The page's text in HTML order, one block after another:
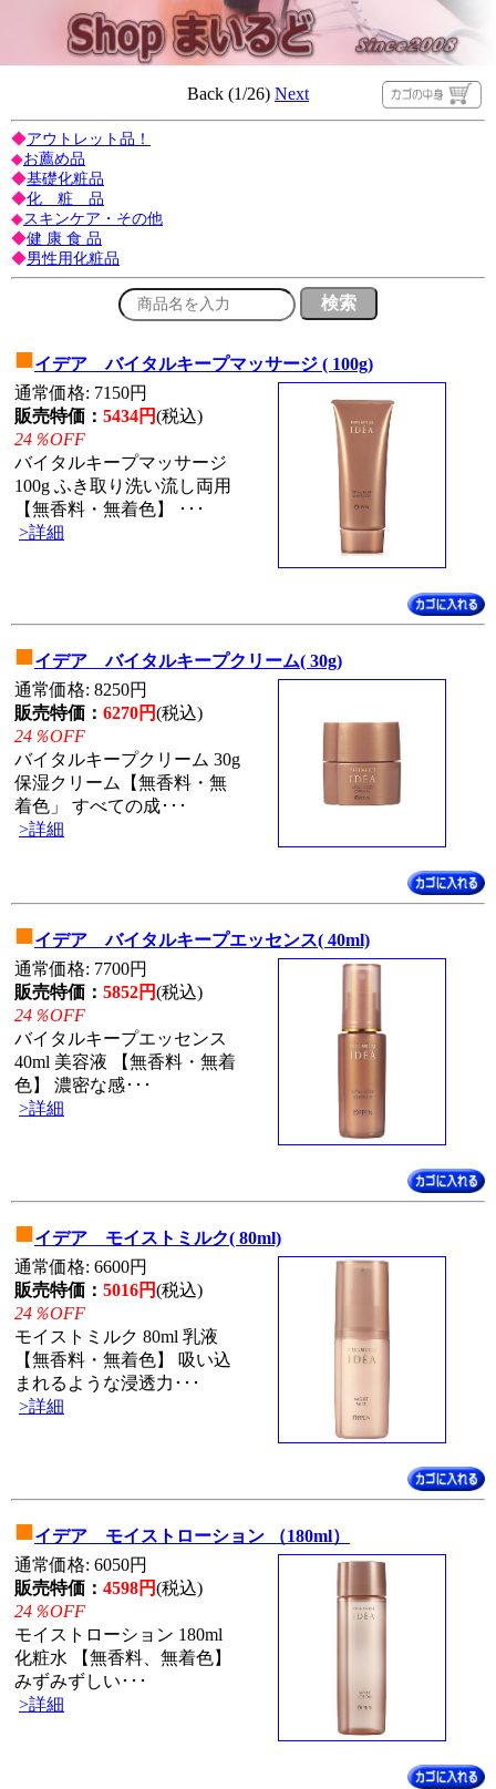
Back (1/26) Next
◆アウトレット品！
◆お薦め品
◆基礎化粧品
◆化 粧 品
◆スキンケア・その他
◆健 康 食 品
◆男性用化粧品
■イデア バイタルキープマッサージ ( 100g)
通常価格: 7150円
販売特価： 5434円(税込)
24％OFF
バイタルキープマッサージ
100g ふき取り洗い流し両用
【無香料・無着色】 ･･･
>詳細
■イデア バイタルキープクリーム( 30g)
通常価格: 8250円
販売特価： 6270円(税込)
24％OFF
バイタルキープクリーム 30g
保湿クリーム【無香料・無
着色」 すべての成･･･
>詳細
■イデア バイタルキープエッセンス( 40ml)
通常価格: 7700円
販売特価： 5852円(税込)
24％OFF
バイタルキープエッセンス
40ml 美容液 【無香料・無着
色】 濃密な感･･･
>詳細
■イデア モイストミルク( 80ml)
通常価格: 6600円
販売特価： 5016円(税込)
24％OFF
モイストミルク 80ml 乳液
【無香料・無着色】 吸い込
まれるような浸透力･･･
>詳細
■イデア モイストローション （180ml）
通常価格: 6050円
販売特価： 4598円(税込)
24％OFF
モイストローション 180ml
化粧水 【無香料、無着色】
みずみずしい･･･
>詳細